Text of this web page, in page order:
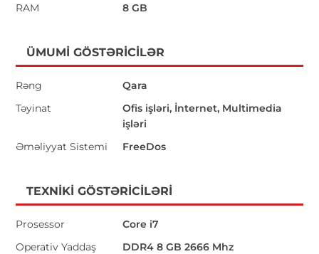
RAM
8 GB
ÜMUMI GÖSTƏRICILƏR
Rəng
Qara
Təyinat
Ofis işləri, İnternet, Multimedia
işləri
Əməliyyat Sistemi
FreeDos
TEXNIKI GÖSTƏRICILƏRI
Prosessor
Core i7
Operativ Yaddaş
DDR4 8 GB 2666 Mhz